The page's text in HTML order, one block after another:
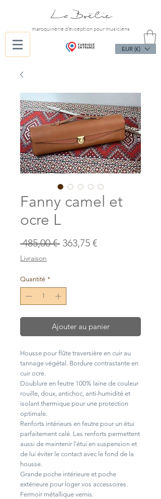
La Boëlie
maroquinerie d'exception pour musiciens
EUR (€)
Fanny camel et
ocre L
485,00 € Prix
363,75 €Prix
Livraison
Quantité *
Ajouter au panier
Housse pour flûte traversière en cuir au
tannage végétal. Bordure contrastante en
cuir ocre.
Doublure en feutre 100% laine de couleur
rouille, doux, antichoc, anti-humidité et
isolant thermique pour une protection
optimale.
Renforts intérieurs en feutre pour un étui
parfaitement calé. Les renforts permettent
aussi de maintenir l'étui en suspension et
de lui éviter le contact avec le fond de la
housse.
Grande poche intérieure et poche
extérieure pour loger vos accessoires.
Fermoir métallique vernis.